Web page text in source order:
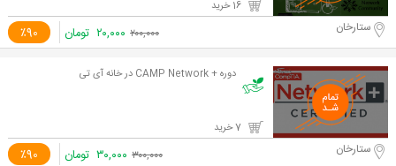
٪90 ستارخان ۲۰۰,۰۰۰ ۲۰,۰۰۰ تومان
دوره + CAMP Network در خانه آی تی
٪90 ستارخان ۳۰۰,۰۰۰ ۳۰,۰۰۰ تومان